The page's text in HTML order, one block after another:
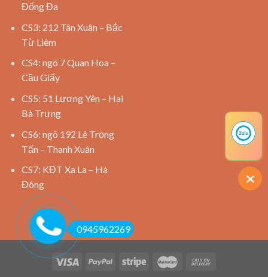
Đống Đa
CS3: 212 Tân Xuân – Bắc
Từ Liêm
CS4: ngõ 7 Quan Hoa –
Cầu Giấy
CS5: 51 Lương Yên – Hai
Bà Trưng
CS6: ngõ 192 Lê Trọng
Tấn – Thanh Xuân
CS7: KĐT Xa La – Hà
Đông
0945962269